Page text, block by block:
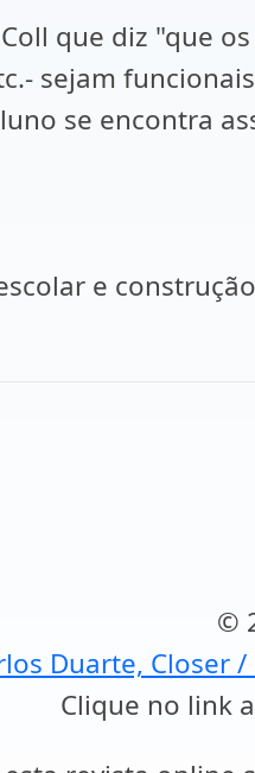
que diz "que
sejam
se encontra
e
©
Duarte, Closer
Clique no link